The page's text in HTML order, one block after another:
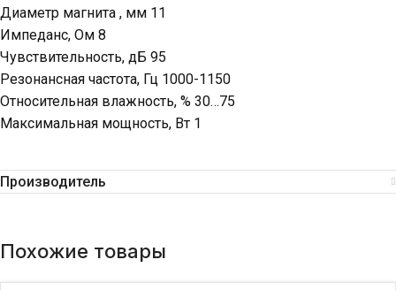
Диаметр магнита , мм 11
Импеданс, Ом 8
Чувствительность, дБ 95
Резонансная частота, Гц 1000-1150
Относительная влажность, % 30…75
Максимальная мощность, Вт 1
Производитель
Похожие товары